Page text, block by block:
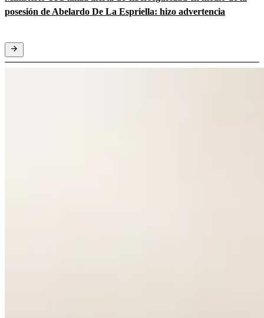
posesión de Abelardo De La Espriella: hizo advertencia